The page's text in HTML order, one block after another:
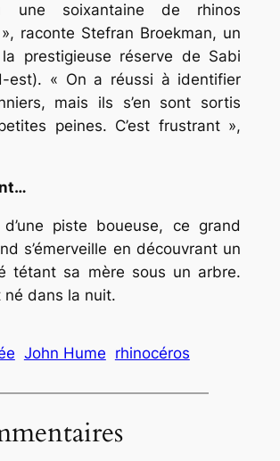
une soixantaine de rhinos
raconte Stefran Broekman, un
prestigieuse réserve de Sabi
est). « On a réussi à identifier
mais ils s’en sont sortis
peines. C’est frustrant »,
piste boueuse, ce grand
s’émerveille en découvrant un
tétant sa mère sous un arbre.
dans la nuit.
John Hume rhinocéros